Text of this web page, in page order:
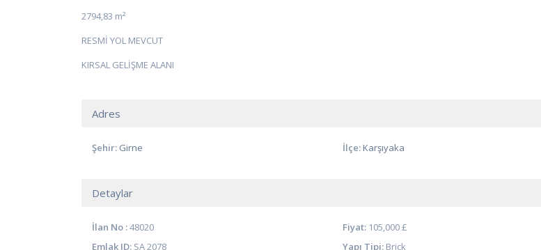
2794,83 m²
RESMİ YOL MEVCUT
KIRSAL GELİŞME ALANI
Adres
Şehir: Girne İlçe: Karşıyaka
Detaylar
İlan No :48020 Fiyat: 105,000 £
Emlak ID: SA 2078 Yapı Tipi: Brick